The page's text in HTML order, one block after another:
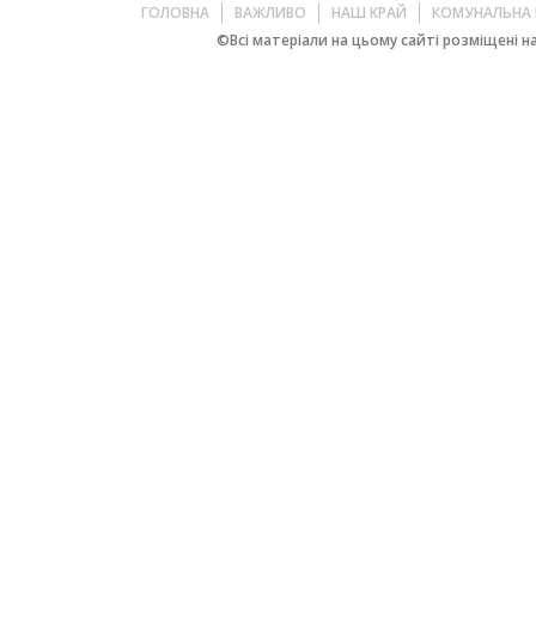
ГОЛОВНА ВАЖЛИВО НАШ КРАЙ
КОМУНАЛЬНА
©Всі матеріали на цьому сайті розміщені